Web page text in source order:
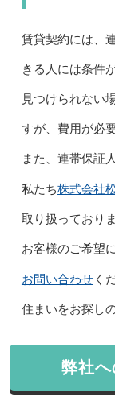
賃貸契約には、
きる人には条件
見つけられない
すが、費用が必
また、連帯保証
私たち株式会社
取り扱っておりま
お客様のご希望
お問い合わせく
住まいをお探し
弊社